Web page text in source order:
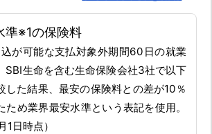
準※1の保険料
が可能な支払対象外期間60日の就業
SBI生命を含む生命保険会社3社で以下
した結果、最安の保険料との差が10％
ため業界最安水準という表記を使用。
1日時点）